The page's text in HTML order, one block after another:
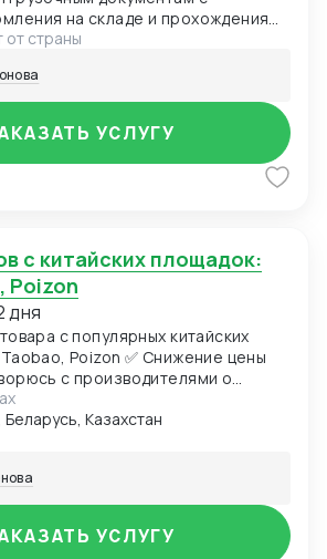
на складе и прохождения
от страны
УСЛУГУ
Poizon
дня
с популярных китайских
Poizon ✅ Снижение цены
с производителями о
Предоставлю фото- и
отправкой ✅ Надежная упаковка
повреждений при перевозке
до склада в Москву, отправка в
(ТК на выбор) ✅ Также
Беларусь, Казахстан,
сопровождение — от заказа
Казахстан
УСЛУГУ